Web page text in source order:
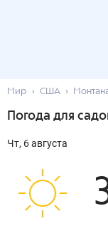
Мир США
Погода для
чт, 6 августа